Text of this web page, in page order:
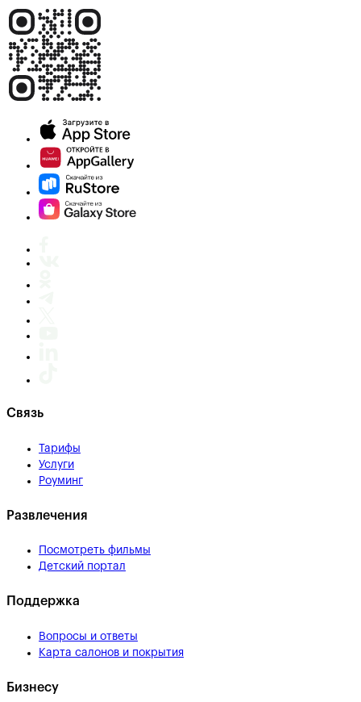
Связь
Тарифы
Услуги
Роуминг
Развлечения
Посмотреть фильмы
Детский портал
Поддержка
Вопросы и ответы
Карта салонов и покрытия
Бизнесу